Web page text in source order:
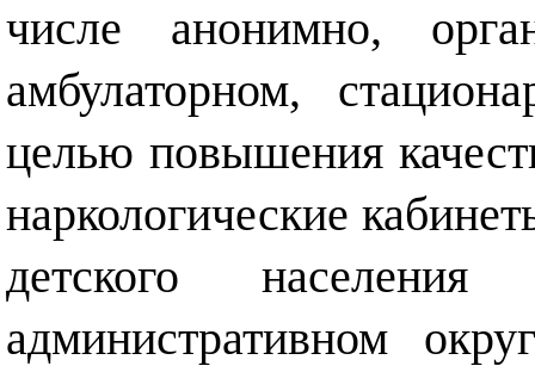
числе анонимно,
амбулаторном,
целью повышения
наркологические
детского
административном